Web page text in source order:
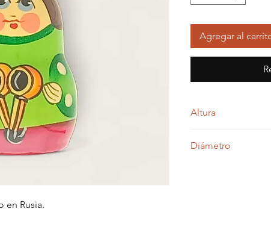
en Rusia.
Agregar al
Altura
Diámetro